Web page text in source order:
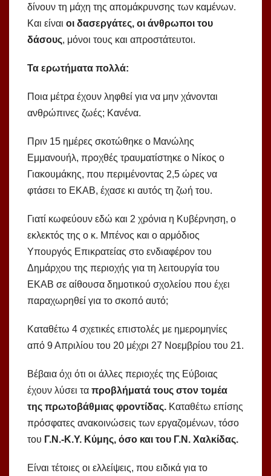
δίνουν τη μάχη της απομάκρυνσης των καμένων.
Και είναι οι δασεργάτες, οι άνθρωποι του
δάσους, μόνοι τους και απροστάτευτοι.
Τα ερωτήματα πολλά:
Ποια μέτρα έχουν ληφθεί για να μην χάνονται
ανθρώπινες ζωές; Κανένα.
Πριν 15 ημέρες σκοτώθηκε ο Μανώλης
Εμμανουήλ, προχθές τραυματίστηκε ο Νίκος ο
Γιακουμάκης, που περιμένοντας 2,5 ώρες να
φτάσει το ΕΚΑΒ, έχασε κι αυτός τη ζωή του.
Γιατί κωφεύουν εδώ και 2 χρόνια η Κυβέρνηση, ο
εκλεκτός της ο κ. Μπένος και ο αρμόδιος
Υπουργός Επικρατείας στο ενδιαφέρον του
Δημάρχου της περιοχής για τη λειτουργία του
ΕΚΑΒ σε αίθουσα δημοτικού σχολείου που έχει
παραχωρηθεί για το σκοπό αυτό;
Καταθέτω 4 σχετικές επιστολές με ημερομηνίες
από 9 Απριλίου του 20 μέχρι 27 Νοεμβρίου του 21.
Βέβαια όχι ότι οι άλλες περιοχές της Εύβοιας
έχουν λύσει τα προβλήματά τους στον τομέα
της πρωτοβάθμιας φροντίδας. Καταθέτω επίσης
πρόσφατες ανακοινώσεις των εργαζομένων, τόσο
του Γ.Ν.-Κ.Υ. Κύμης, όσο και του Γ.Ν. Χαλκίδας.
Είναι τέτοιες οι ελλείψεις, που ειδικά για το